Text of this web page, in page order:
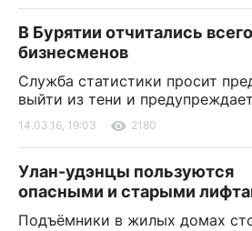
В Бурятии отчитались
бизнесменов
Служба статистики просит
выйти из тени и
14.03.16, 19:03 2180
Улан-удэнцы пользуются
опасными и старыми
Подъёмники в жилых домах